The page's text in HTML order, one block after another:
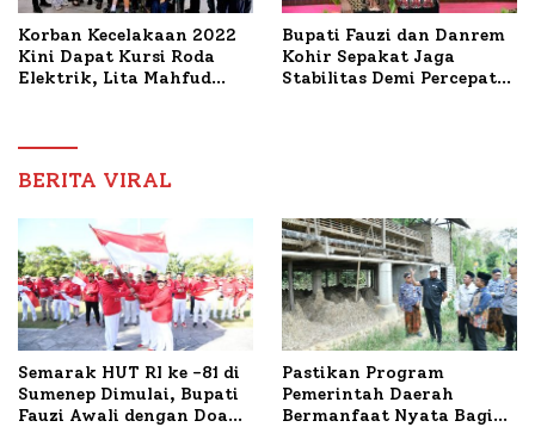
Korban Kecelakaan 2022
Kini Dapat Kursi Roda
Elektrik, Lita Mahfud
Nabil
Bupati Fauzi dan Danrem
Kohir Sepakat Jaga
Stabilitas Demi Percepat
BERITA VIRAL
Semarak HUT RI ke -81 di
Sumenep Dimulai, Bupati
Fauzi Awali dengan Doa
Pastikan Program
Pemerintah Daerah
Bermanfaat Nyata Bagi